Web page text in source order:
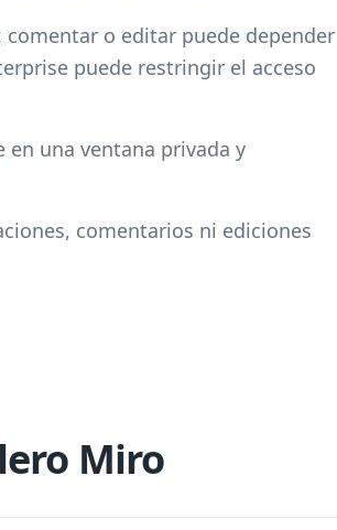
comentar o editar puede depender
puede restringir el acceso
en una ventana privada y
comentarios ni ediciones
Miro